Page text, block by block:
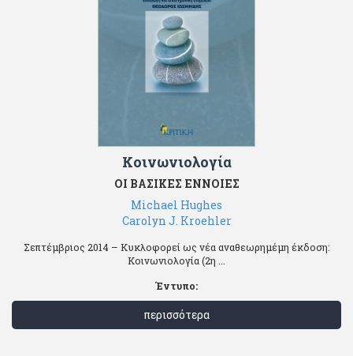
Κοινωνιολογία
ΟΙ ΒΑΣΙΚΕΣ ΕΝΝΟΙΕΣ
Michael Hughes
Carolyn J. Kroehler
Σεπτέμβριος 2014 – Κυκλοφορεί ως νέα αναθεωρημέμη έκδοση:
Κοινωνιολογία (2η ...
Έντυπο:
περισσότερα